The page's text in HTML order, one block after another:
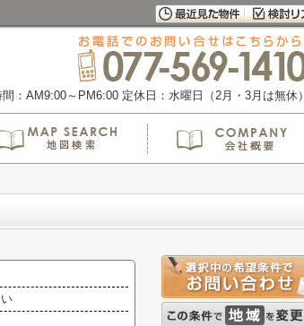
間：AM9:00～PM6:00 定休日：水曜日（2月・3月は無休）